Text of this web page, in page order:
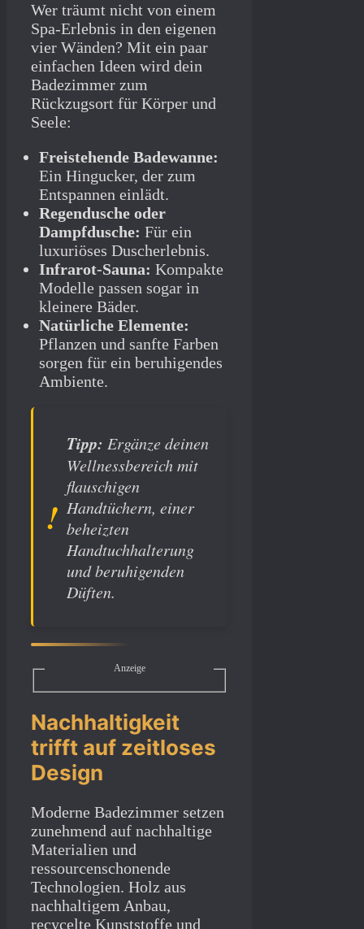
Wer träumt nicht von einem
Spa-Erlebnis in den eigenen
vier Wänden? Mit ein paar
einfachen Ideen wird dein
Badezimmer zum
Rückzugsort für Körper und
Seele:
Freistehende Badewanne:
Ein Hingucker, der zum
Entspannen einlädt.
Regendusche oder
Dampfdusche: Für ein
luxuriöses Duscherlebnis.
Infrarot-Sauna: Kompakte
Modelle passen sogar in
kleinere Bäder.
Natürliche Elemente:
Pflanzen und sanfte Farben
sorgen für ein beruhigendes
Ambiente.
Tipp: Ergänze deinen
Wellnessbereich mit
flauschigen
Handtüchern, einer
beheizten
Handtuchhalterung
und beruhigenden
Düften.
Anzeige
Nachhaltigkeit
trifft auf zeitloses
Design
Moderne Badezimmer setzen
zunehmend auf nachhaltige
Materialien und
ressourcenschonende
Technologien. Holz aus
nachhaltigem Anbau,
recycelte Kunststoffe und